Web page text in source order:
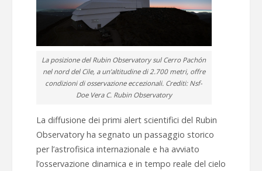
La posizione del Rubin Observatory sul Cerro Pachón
nel nord del Cile, a un’altitudine di 2.700 metri, offre
condizioni di osservazione eccezionali. Crediti: Nsf-
Doe Vera C. Rubin Observatory
La diffusione dei primi alert scientifici del Rubin
Observatory ha segnato un passaggio storico
per l’astrofisica internazionale e ha avviato
l’osservazione dinamica e in tempo reale del cielo